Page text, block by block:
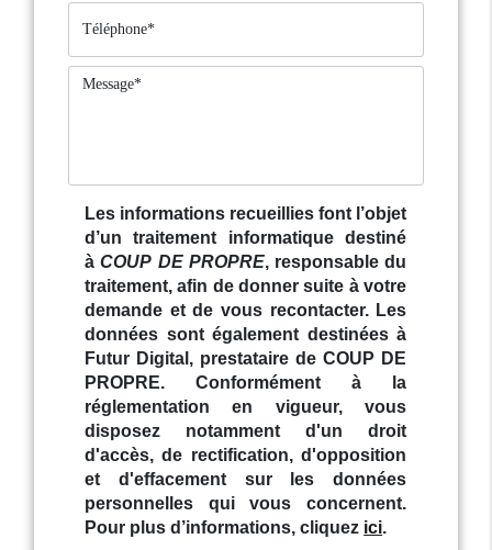
Les informations recueillies font l’objet
d’un traitement informatique destiné
à COUP DE PROPRE, responsable du
traitement, afin de donner suite à votre
demande et de vous recontacter. Les
données sont également destinées à
Futur Digital, prestataire de COUP DE
PROPRE. Conformément à la
réglementation en vigueur, vous
disposez notamment d'un droit
d'accès, de rectification, d'opposition
et d'effacement sur les données
personnelles qui vous concernent.
Pour plus d’informations, cliquez ici.